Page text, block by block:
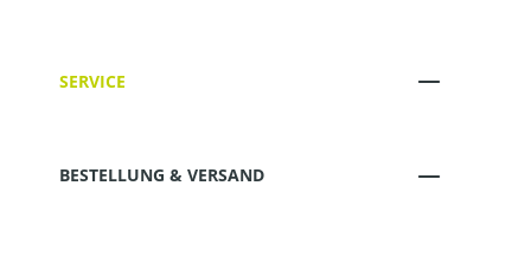
SERVICE
BESTELLUNG & VERSAND